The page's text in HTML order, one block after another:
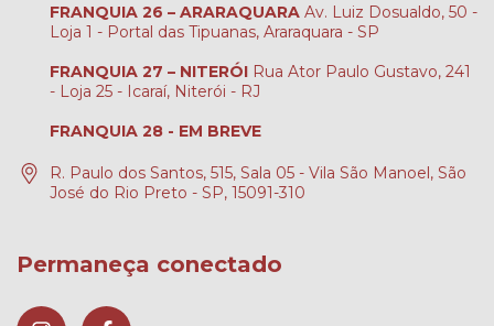
FRANQUIA 26 – ARARAQUARA Av. Luiz Dosualdo, 50 -
Loja 1 - Portal das Tipuanas, Araraquara - SP
FRANQUIA 27 – NITERÓI Rua Ator Paulo Gustavo, 241
- Loja 25 - Icaraí, Niterói - RJ
FRANQUIA 28 - EM BREVE
R. Paulo dos Santos, 515, Sala 05 - Vila São Manoel, São
José do Rio Preto - SP, 15091-310
Permaneça conectado